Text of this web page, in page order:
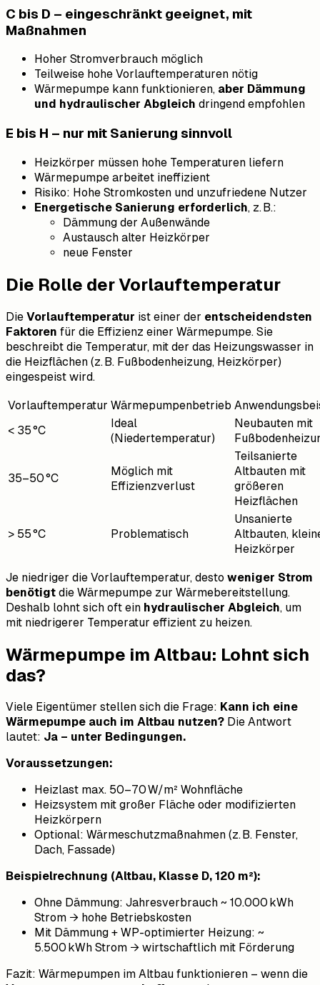
C bis D – eingeschränkt geeignet, mit
Maßnahmen
Hoher Stromverbrauch möglich
Teilweise hohe Vorlauftemperaturen nötig
Wärmepumpe kann funktionieren, aber Dämmung
und hydraulischer Abgleich dringend empfohlen
E bis H – nur mit Sanierung sinnvoll
Heizkörper müssen hohe Temperaturen liefern
Wärmepumpe arbeitet ineffizient
Risiko: Hohe Stromkosten und unzufriedene Nutzer
Energetische Sanierung erforderlich, z. B.:
Dämmung der Außenwände
Austausch alter Heizkörper
neue Fenster
Die Rolle der Vorlauftemperatur
Die Vorlauftemperatur ist einer der entscheidendsten
Faktoren für die Effizienz einer Wärmepumpe. Sie
beschreibt die Temperatur, mit der das Heizungswasser in
die Heizflächen (z. B. Fußbodenheizung, Heizkörper)
eingespeist wird.
Vorlauftemperatur Wärmepumpenbetrieb
< 35 °C
Ideal
(Niedertemperatur)
Neubauten mit
35–50 °C
Möglich mit
Effizienzverlust
Teilsanierte
Altbauten mit
größeren
Heizflächen
> 55 °C Problematisch
Unsanierte
Altbauten,
Heizkörper
Je niedriger die Vorlauftemperatur, desto weniger Strom
benötigt die Wärmepumpe zur Wärmebereitstellung.
Deshalb lohnt sich oft ein hydraulischer Abgleich, um
mit niedrigerer Temperatur effizient zu heizen.
Wärmepumpe im Altbau: Lohnt sich
das?
Viele Eigentümer stellen sich die Frage: Kann ich eine
Wärmepumpe auch im Altbau nutzen? Die Antwort
lautet: Ja – unter Bedingungen.
Voraussetzungen:
Heizlast max. 50–70 W/m² Wohnfläche
Heizsystem mit großer Fläche oder modifizierten
Heizkörpern
Optional: Wärmeschutzmaßnahmen (z. B. Fenster,
Dach, Fassade)
Beispielrechnung (Altbau, Klasse D, 120 m²):
Ohne Dämmung: Jahresverbrauch ~ 10.000 kWh
Strom → hohe Betriebskosten
Mit Dämmung + WP-optimierter Heizung: ~
5.500 kWh Strom → wirtschaftlich mit Förderung
Fazit: Wärmepumpen im Altbau funktionieren – wenn die